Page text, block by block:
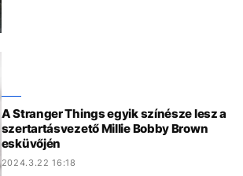
A Stranger Things egyik színésze lesz a
szertartásvezető Millie Bobby Brown
esküvőjén
2024.3.22 16:18